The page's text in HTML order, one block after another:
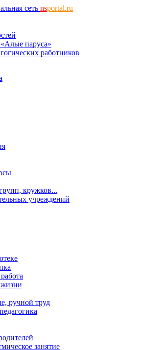
сеть nsportal.ru
паруса»
работников
кружков...
учреждений
ручной труд
занятие